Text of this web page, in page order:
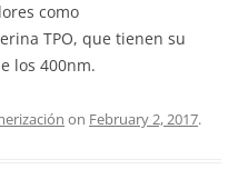
como
TPO, que tienen su
los 400nm.
on February 2, 2017.